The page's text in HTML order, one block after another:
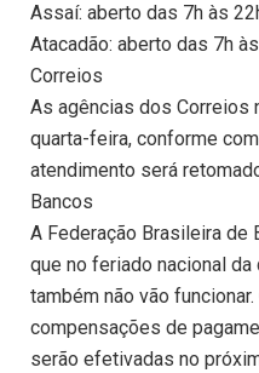
Assaí: aberto das 7h às
Atacadão: aberto das 7h
Correios
As agências dos Correios
quarta-feira, conforme
atendimento será
Bancos
A Federação Brasileira de
que no feriado nacional
também não vão
compensações de
serão efetivadas no